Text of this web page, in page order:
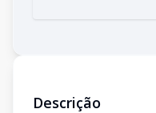
Descrição